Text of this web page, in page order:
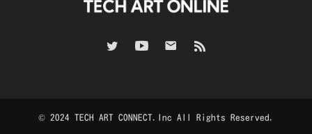
© 2024 TECH ART CONNECT.Inc All Rights Reserved.